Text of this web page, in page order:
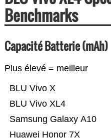
Benchmarks
Capacité Batterie (mAh)
Plus élevé = meilleur
Huawei Honor 7X
Samsung Galaxy A10
BLU Vivo XL4
BLU Vivo X